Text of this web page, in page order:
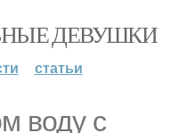
ДЕВУШКИ
статьи
воду с